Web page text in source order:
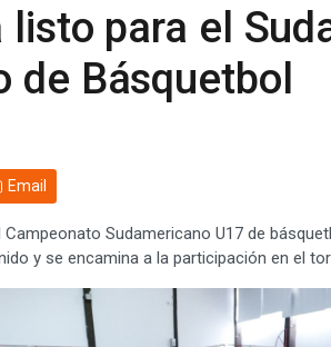
para el
de Básquetbol
Email
Sudamericano U17 de
y se encamina a la participación en el